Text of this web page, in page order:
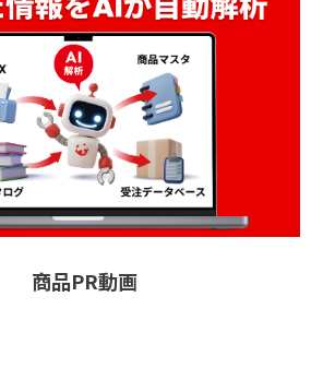
商品PR動画